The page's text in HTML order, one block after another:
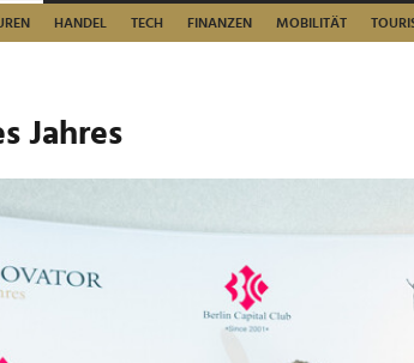
HANDEL TECH FINANZEN MOBILITÄT
Jahres